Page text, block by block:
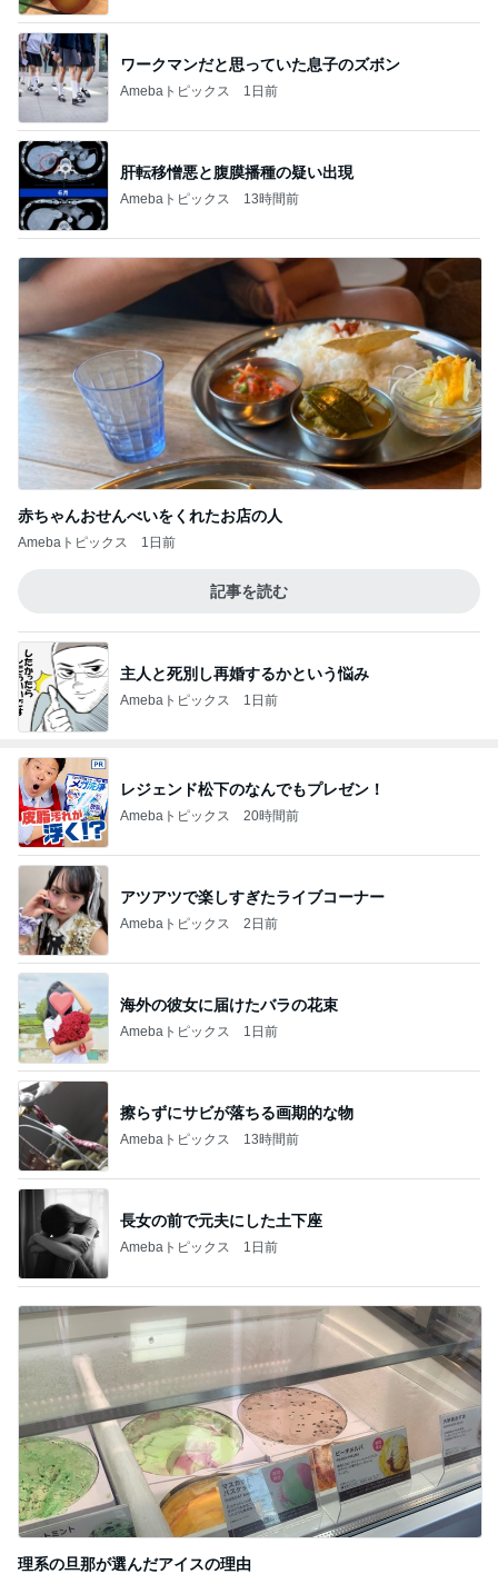
ワークマンだと思っていた息子のズボン
Amebaトピックス 1日前
肝転移憎悪と腹膜播種の疑い出現
Amebaトピックス 13時間前
赤ちゃんおせんべいをくれたお店の人
Amebaトピックス 1日前
記事を読む
主人と死別し再婚するかという悩み
Amebaトピックス 1日前
レジェンド松下のなんでもプレゼン！
Amebaトピックス 20時間前
アツアツで楽しすぎたライブコーナー
Amebaトピックス 2日前
海外の彼女に届けたバラの花束
Amebaトピックス 1日前
擦らずにサビが落ちる画期的な物
Amebaトピックス 13時間前
長女の前で元夫にした土下座
Amebaトピックス 1日前
理系の旦那が選んだアイスの理由